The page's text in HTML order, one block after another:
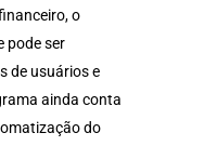
o
pode ser
de usuários e
ainda conta
do